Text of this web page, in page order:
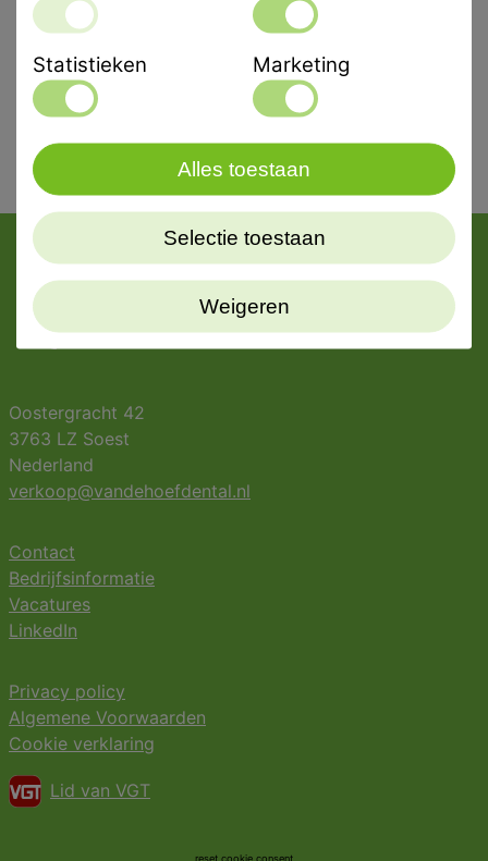
Oostergracht 42
3763 LZ Soest
Nederland
verkoop@vandehoefdental.nl
Contact
Bedrijfsinformatie
Vacatures
LinkedIn
Privacy policy
Algemene Voorwaarden
Cookie verklaring
Lid van VGT
reset cookie consent
Statistieken Marketing
Weigeren
Selectie toestaan
Alles toestaan